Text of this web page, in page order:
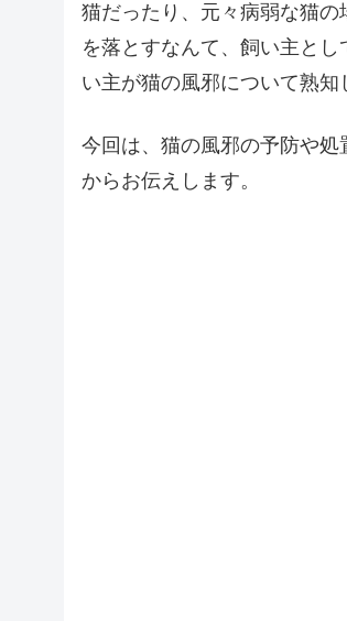
猫だったり、元々病弱な猫
を落とすなんて、飼い主と
い主が猫の風邪について熟知
今回は、猫の風邪の予防や
からお伝えします。